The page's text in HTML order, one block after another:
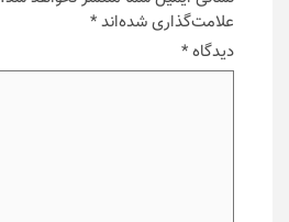
علامت‌گذاری شده‌اند*
دیدگاه*